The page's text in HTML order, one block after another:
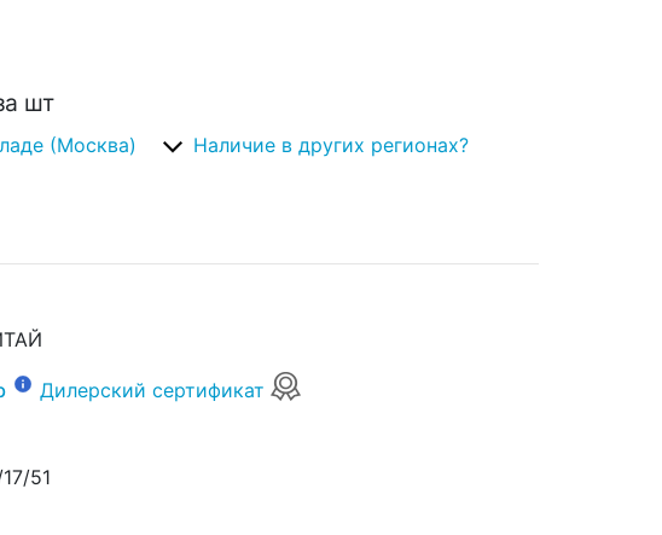
шт
(Москва) Наличие в других регионах?
Дилерский сертификат
51